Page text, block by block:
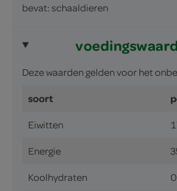
bevat: schaaldieren
Deze waarden gelden voor het
soort
Eiwitten
Energie
Koolhydraten